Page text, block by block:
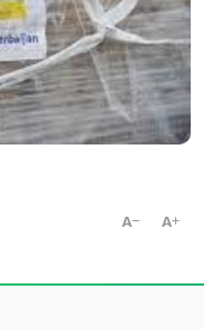
A A